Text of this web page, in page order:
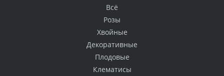
Всё
Розы
Хвойные
Декоративные
Плодовые
Клематисы